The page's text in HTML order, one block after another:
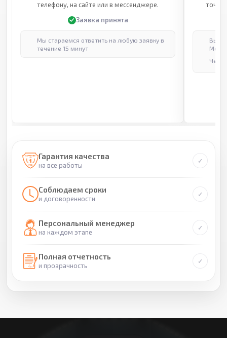
телефону, на сайте или в мессенджере.
Заявка принята
Мы стараемся ответить на любую заявку в
течение 15 минут
Гарантия качества
на все работы
Соблюдаем сроки
и договоренности
Персональный менеджер
на каждом этапе
Полная отчетность
и прозрачность